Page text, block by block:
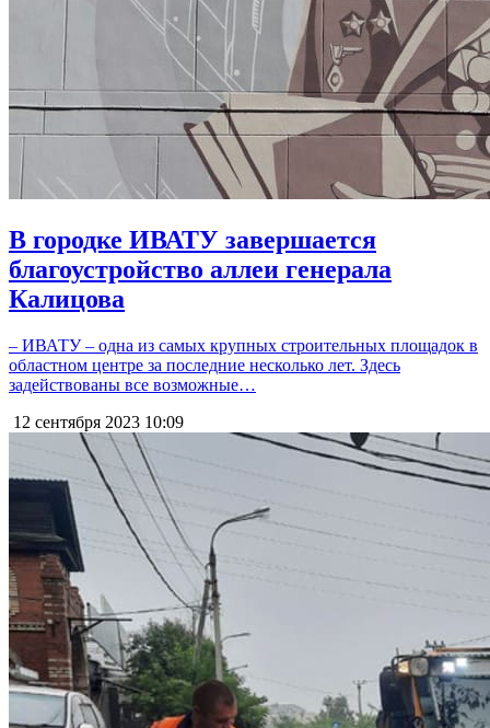
В городке ИВАТУ завершается
благоустройство аллеи генерала
Калицова
– ИВАТУ – одна из самых крупных строительных площадок в
областном центре за последние несколько лет. Здесь
задействованы все возможные…
12 сентября 2023 10:09